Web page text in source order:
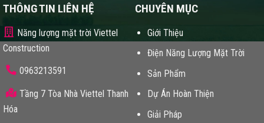
THÔNG TIN LIÊN HỆ
Năng lượng mặt trời Viettel
Construction
0963213591
Tầng 7 Tòa Nhà Viettel Thanh
Hóa
CHUYÊN MỤC
Giới Thiệu
Điện Năng Lượng Mặt Trời
Sản Phẩm
Dự Án Hoàn Thiện
Giải Pháp